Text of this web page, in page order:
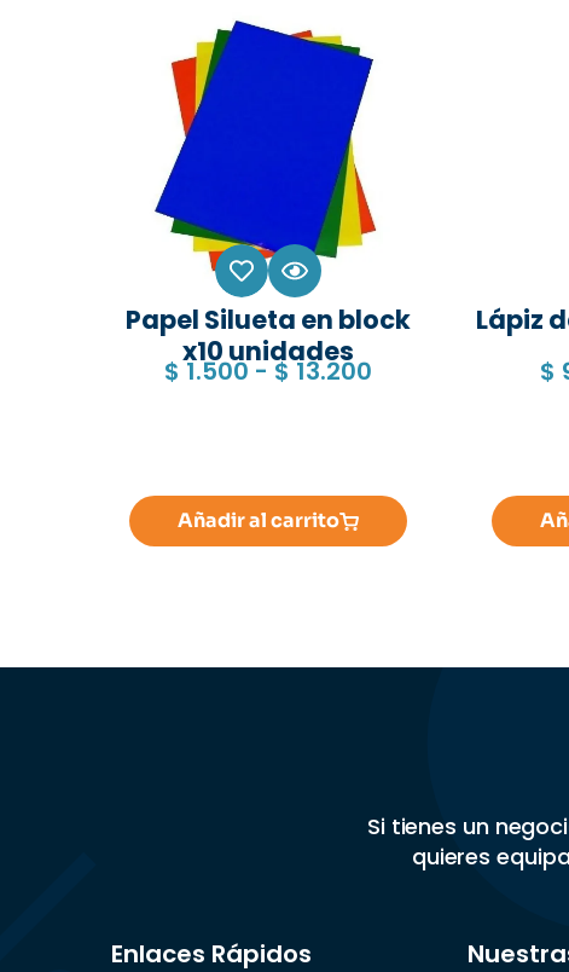
Papel Silueta en block
x10 unidades
$1.500 -$13.200
Añadir al carrito
Lápiz
$
Si tienes un
quieres
Enlaces Rápidos